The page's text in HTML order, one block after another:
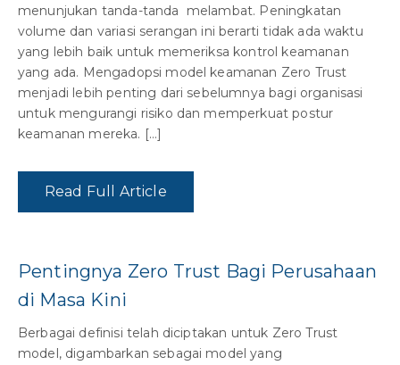
menunjukan tanda-tanda melambat. Peningkatan
volume dan variasi serangan ini berarti tidak ada waktu
yang lebih baik untuk memeriksa kontrol keamanan
yang ada. Mengadopsi model keamanan Zero Trust
menjadi lebih penting dari sebelumnya bagi organisasi
untuk mengurangi risiko dan memperkuat postur
keamanan mereka. […]
Read Full Article
Pentingnya Zero Trust Bagi Perusahaan
di Masa Kini
Berbagai definisi telah diciptakan untuk Zero Trust
model, digambarkan sebagai model yang